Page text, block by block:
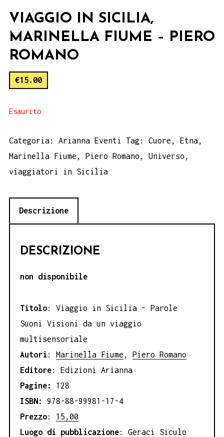
VIAGGIO IN SICILIA,
MARINELLA FIUME – PIERO
ROMANO
€15.00
Esaurito
Categoria: Arianna Eventi Tag: Cuore , Etna,
Marinella Fiume , Piero Romano , Universo ,
viaggiatori in Sicilia
Descrizione
DESCRIZIONE
non disponibile
Titolo: Viaggio in Sicilia – Parole
Suoni Visioni da un viaggio
multisensoriale
Autori : Marinella Fiume , Piero Romano
Editore: Edizioni Arianna
Pagine: 128
ISBN: 978-88-99981-17-4
Prezzo: 15,00
Luogo di pubblicazione: Geraci Siculo